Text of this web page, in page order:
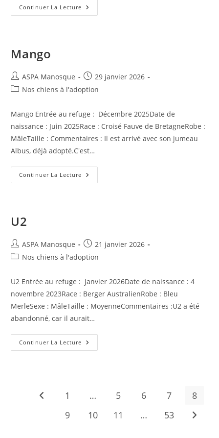
Continuer La Lecture Amica
Mango
Auteur/autrice
de
ASPA Manosque
Publication
publiée :
29 janvier 2026
PostNos chiens à l'adoption
Mango Entrée au refuge : Décembre 2025Date de
naissance : Juin 2025Race : Croisé Fauve de BretagneRobe :
MâleTaille : Commentaires : Il est arrivé avec son jumeau
Albus, déjà adopté.C'est…
Continuer La Lecture Mango
U2
Auteur/autrice
de
ASPA Manosque
Publication
publiée :
21 janvier 2026
PostNos chiens à l'adoption
U2 Entrée au refuge : Janvier 2026Date de naissance : 4
novembre 2023Race : Berger AustralienRobe : Bleu
MerleSexe : MâleTaille : MoyenneCommentaires :U2 a été
abandonné, car il aurait…
Continuer La Lecture U2
Go to the previous page
1 … 5 6 7
8
9
10 11 … 53 Aller à